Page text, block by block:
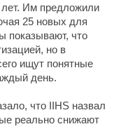
лет. Им предложили
25 новых для
показывают, что
но в
ищут понятные
день.
что IIHS назвал
реально снижают